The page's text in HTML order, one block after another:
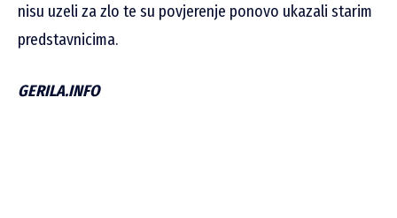
nisu uzeli za zlo te su povjerenje ponovo ukazali starim
predstavnicima.
GERILA.INFO